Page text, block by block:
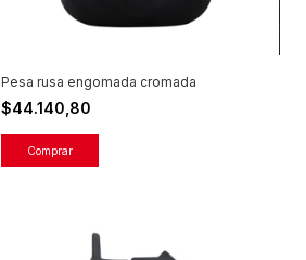
Pesa rusa engomada cromada
$44.140,80
Comprar